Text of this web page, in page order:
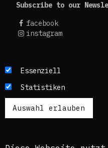
Subscribe to our
facebook
instagram
Die Texte dieses
Französisch publiziert.
breiten Zugang zu
zusätzlich ein
Es ist dem
Essenziell
Statistiken